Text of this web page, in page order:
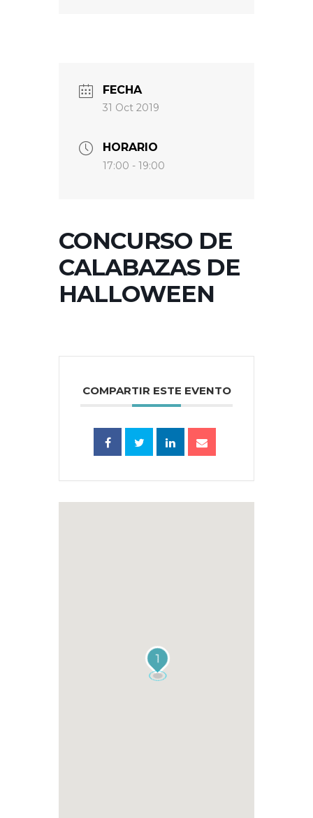
FECHA
31 Oct 2019
HORARIO
17:00 - 19:00
CONCURSO DE
CALABAZAS DE
HALLOWEEN
COMPARTIR ESTE EVENTO
1